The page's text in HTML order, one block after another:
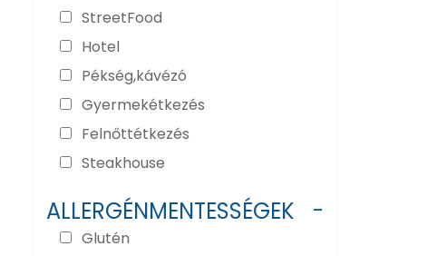
StreetFood
Hotel
Pékség,kávézó
Gyermekétkezés
Felnőttétkezés
Steakhouse
ALLERGÉNMENTESSÉGEK -
Glutén